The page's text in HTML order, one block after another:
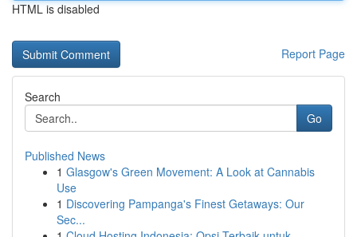
HTML is disabled
Report Page
Search
Go
Published News
1 Glasgow's Green Movement: A Look at Cannabis
Use
1 Discovering Pampanga's Finest Getaways: Our
Sec...